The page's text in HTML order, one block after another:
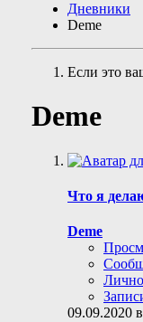
Дневники
Deme
Если это
Deme
Что я
Deme
09.09.2020